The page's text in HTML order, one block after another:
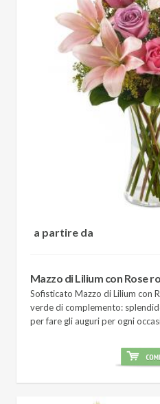
a partire da
Mazzo di Lilium con Rose
Sofisticato Mazzo di Lilium con
verde di complemento:
per fare gli auguri per ogni